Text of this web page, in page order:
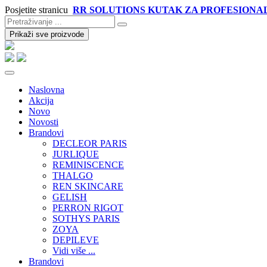
Posjetite stranicu RR SOLUTIONS KUTAK ZA
Prikaži sve proizvode
Naslovna
Akcija
Novo
Novosti
Brandovi
DECLEOR PARIS
JURLIQUE
REMINISCENCE
THALGO
REN SKINCARE
GELISH
PERRON RIGOT
SOTHYS PARIS
ZOYA
DEPILEVE
Vidi više ...
Brandovi